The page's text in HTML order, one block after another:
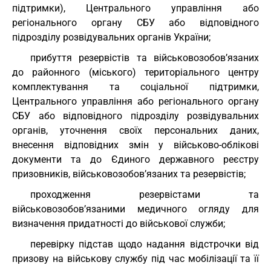
підтримки), Центрального управління або
регіонального органу СБУ або відповідного
підрозділу розвідувальних органів України;
прибуття резервістів та військовозобов’язаних
до районного (міського) територіального центру
комплектування та соціальної підтримки,
Центрального управління або регіонального органу
СБУ або відповідного підрозділу розвідувальних
органів, уточнення своїх персональних даних,
внесення відповідних змін у військово-облікові
документи та до Єдиного державного реєстру
призовників, військовозобов’язаних та резервістів;
проходження резервістами та
військовозобов’язаними медичного огляду для
визначення придатності до військової служби;
перевірку підстав щодо надання відстрочки від
призову на військову службу під час мобілізації та її